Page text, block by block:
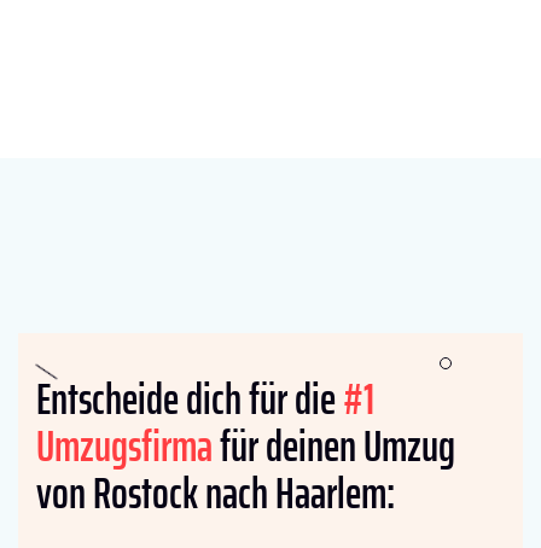
Entscheide dich für die#1
Umzugsfirmafür deinen Umzug
von Rostock nach Haarlem: